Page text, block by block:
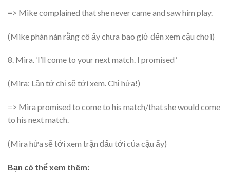
=> Mike complained that she never came and saw him play.
(Mike phàn nàn rằng cô ấy chưa bao giờ đến xem cậu chơi)
8. Mira. ‘I’ll come to your next match. I promised ‘
(Mira: Lần tớ chị sẽ tới xem. Chị hứa!)
=> Mira promised to come to his match/that she would come
to his next match.
(Mira hứa sẽ tới xem trận đấu tới của cậu ấy)
Bạn có thể xem thêm: